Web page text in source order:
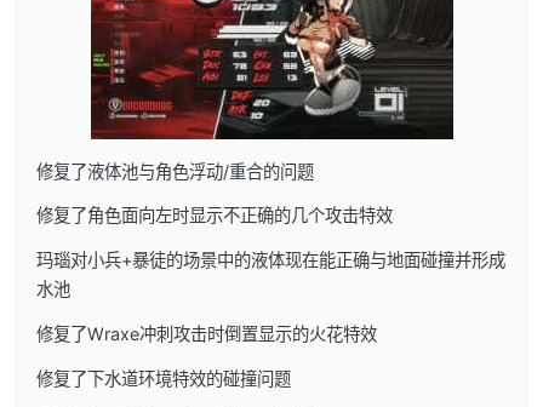
修复了液体池与角色浮动/重合的问题
修复了角色面向左时显示不正确的几个攻击特效
玛瑙对小兵+暴徒的场景中的液体现在能正确与地面碰撞并形成
水池
修复了Wraxe冲刺攻击时倒置显示的火花特效
修复了下水道环境特效的碰撞问题